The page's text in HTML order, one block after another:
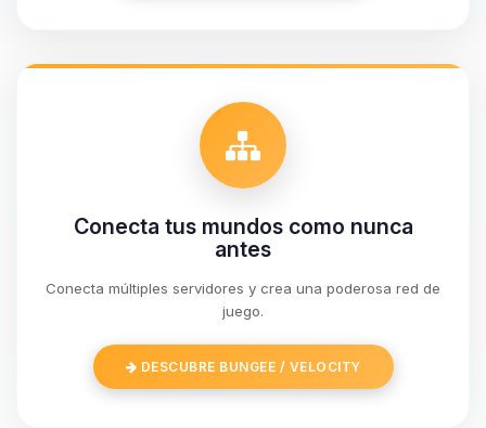
Conecta tus mundos como nunca
antes
Conecta múltiples servidores y crea una poderosa red de
juego.
DESCUBRE BUNGEE / VELOCITY
Yupi, por fin alguien con quien
que necesitas y moveré mis